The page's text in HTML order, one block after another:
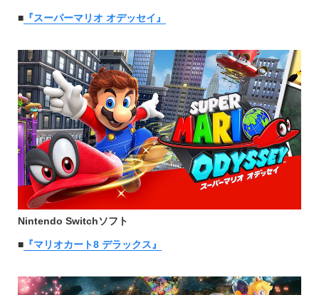
■『スーパーマリオ オデッセイ』
Nintendo Switchソフト
■『マリオカート8 デラックス』